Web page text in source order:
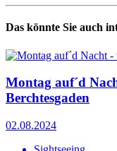
Das könnte Sie auch
Montag auf´d
Berchtesgaden
02.08.2024